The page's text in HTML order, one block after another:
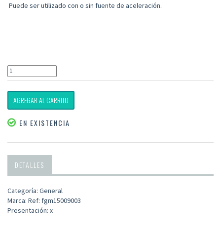
 Puede ser utilizado con o sin fuente de aceleración.
AGREGAR AL CARRITO
EN EXISTENCIA
DETALLES
Categoría: General
Marca: Ref: fgm15009003
Presentación: x